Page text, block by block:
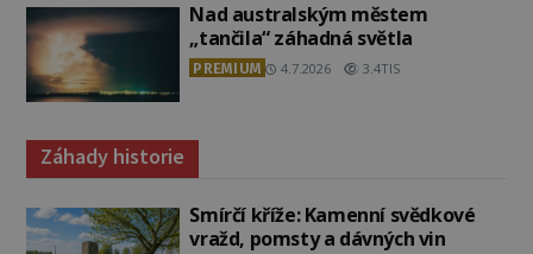
Nad australským městem
„tančila“ záhadná světla
PREMIUM 4.7.2026 3.4TIS
Záhady historie
Smírčí kříže: Kamenní svědkové
vražd, pomsty a dávných vin